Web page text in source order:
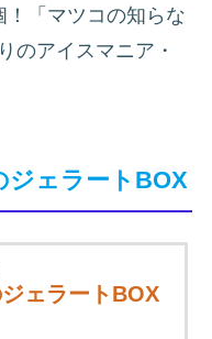
！「マツコの知らな
のアイスマニア・
ジェラートBOX
ェラートBOX